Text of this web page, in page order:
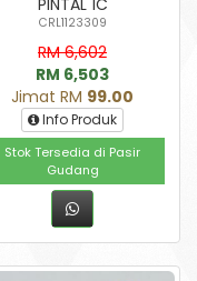
CRL1123309
RM 6,602
RM 6,503
Jimat RM 99.00
Info Produk
Stok Tersedia di Pasir
Gudang